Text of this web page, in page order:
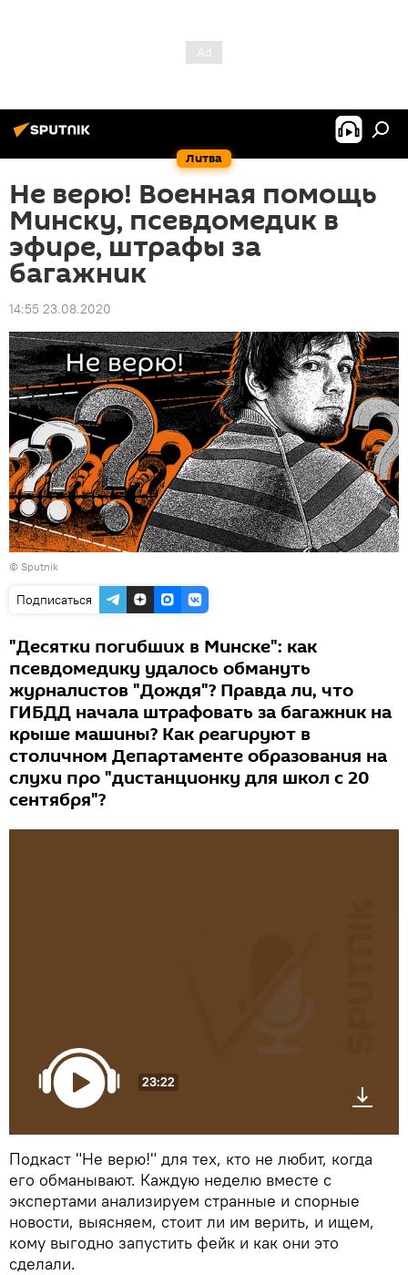
Литва
Не верю! Военная помощь
Минску, псевдомедик в
эфире, штрафы за
багажник
14:55 23.08.2020
© Sputnik
Подписаться
"Десятки погибших в Минске": как
псевдомедику удалось обмануть
журналистов "Дождя"? Правда ли, что
ГИБДД начала штрафовать за багажник на
крыше машины? Как реагируют в
столичном Департаменте образования на
слухи про "дистанционку для школ с 20
сентября"?
23:22
Подкаст "Не верю!" для тех, кто не любит, когда
его обманывают. Каждую неделю вместе с
экспертами анализируем странные и спорные
новости, выясняем, стоит ли им верить, и ищем,
кому выгодно запустить фейк и как они это
сделали.